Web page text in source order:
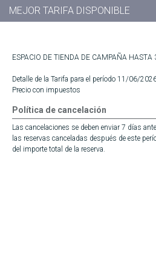
MEJOR TARIFA DISPONIBLE
ESPACIO DE TIENDA DE CAMPAÑA HASTA
Detalle de la Tarifa para el período 11/06/
Precio con impuestos
Política de cancelación
Las cancelaciones se deben enviar 7 días
las reservas canceladas después de este
del importe total de la reserva.